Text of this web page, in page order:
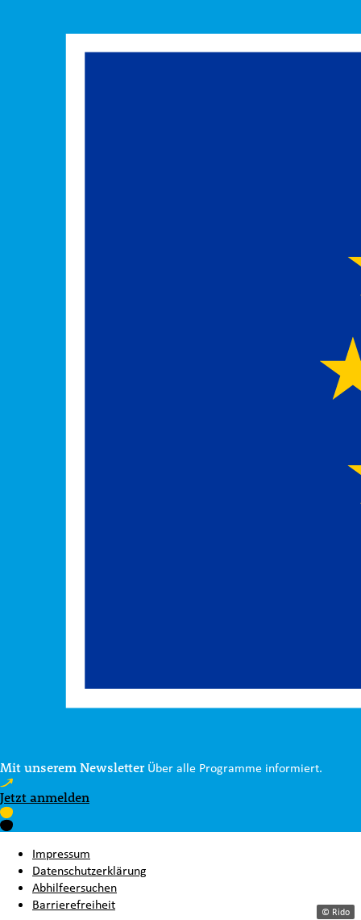
© Rido
Mit unserem Newsletter Über alle Programme informiert.
Jetzt anmelden
Impressum
Datenschutzerklärung
Abhilfeersuchen
Barrierefreiheit